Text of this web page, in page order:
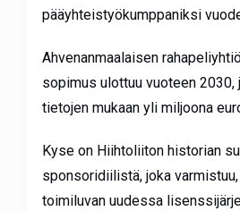
pääyhteistyökumppaniksi
Ahvenanmaalaisen
sopimus ulottuu vuoteen 2030,
tietojen mukaan yli miljoona
Kyse on Hiihtoliiton historian
sponsoridiilistä, joka
toimiluvan uudessa